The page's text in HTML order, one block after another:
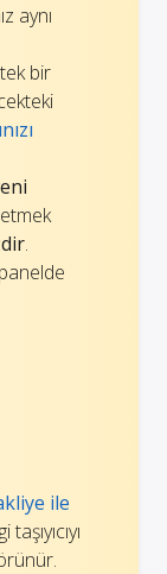
aynı
bir
.
ile